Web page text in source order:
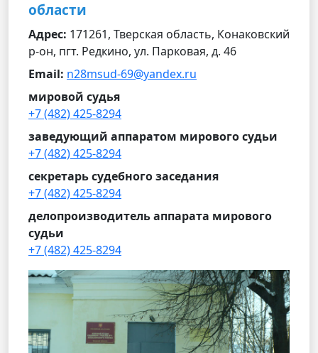
области
Адрес: 171261, Тверская область, Конаковский
р-он, пгт. Редкино, ул. Парковая, д. 46
Email: n28msud-69@yandex.ru
мировой судья
+7 (482) 425-8294
заведующий аппаратом мирового судьи
+7 (482) 425-8294
секретарь судебного заседания
+7 (482) 425-8294
делопроизводитель аппарата мирового
судьи
+7 (482) 425-8294